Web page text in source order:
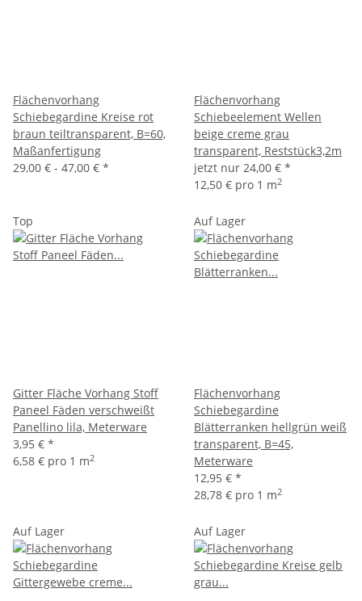
Flächenvorhang
Schiebegardine Kreise rot
braun teiltransparent, B=60,
Maßanfertigung
29,00 € - 47,00 € *
Flächenvorhang
Schiebeelement Wellen
beige creme grau
transparent, Reststück3,2m
jetzt nur 24,00 € *
12,50 € pro 1 m2
Top
Gitter Fläche Vorhang Stoff
Paneel Fäden verschweißt
Panellino lila, Meterware
3,95 € *
6,58 € pro 1 m2
Auf Lager
Flächenvorhang
Schiebegardine
Blätterranken hellgrün weiß
transparent, B=45,
Meterware
12,95 € *
28,78 € pro 1 m2
Auf Lager Auf Lager